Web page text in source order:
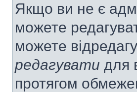
Якщо ви не є
можете
можете
редагувати для
протягом